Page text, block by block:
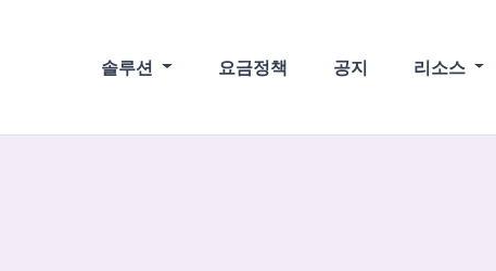
솔루션 요금정책 공지 리소스